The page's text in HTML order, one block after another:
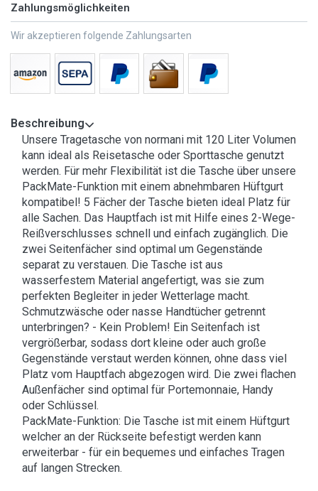
Zahlungsmöglichkeiten
Wir akzeptieren folgende Zahlungsarten
Beschreibung
Unsere Tragetasche von normani mit 120 Liter Volumen
kann ideal als Reisetasche oder Sporttasche genutzt
werden. Für mehr Flexibilität ist die Tasche über unsere
PackMate-Funktion mit einem abnehmbaren Hüftgurt
kompatibel! 5 Fächer der Tasche bieten ideal Platz für
alle Sachen. Das Hauptfach ist mit Hilfe eines 2-Wege-
Reißverschlusses schnell und einfach zugänglich. Die
zwei Seitenfächer sind optimal um Gegenstände
separat zu verstauen. Die Tasche ist aus
wasserfestem Material angefertigt, was sie zum
perfekten Begleiter in jeder Wetterlage macht.
Schmutzwäsche oder nasse Handtücher getrennt
unterbringen? - Kein Problem! Ein Seitenfach ist
vergrößerbar, sodass dort kleine oder auch große
Gegenstände verstaut werden können, ohne dass viel
Platz vom Hauptfach abgezogen wird. Die zwei flachen
Außenfächer sind optimal für Portemonnaie, Handy
oder Schlüssel.
PackMate-Funktion: Die Tasche ist mit einem Hüftgurt
welcher an der Rückseite befestigt werden kann
erweiterbar - für ein bequemes und einfaches Tragen
auf langen Strecken.